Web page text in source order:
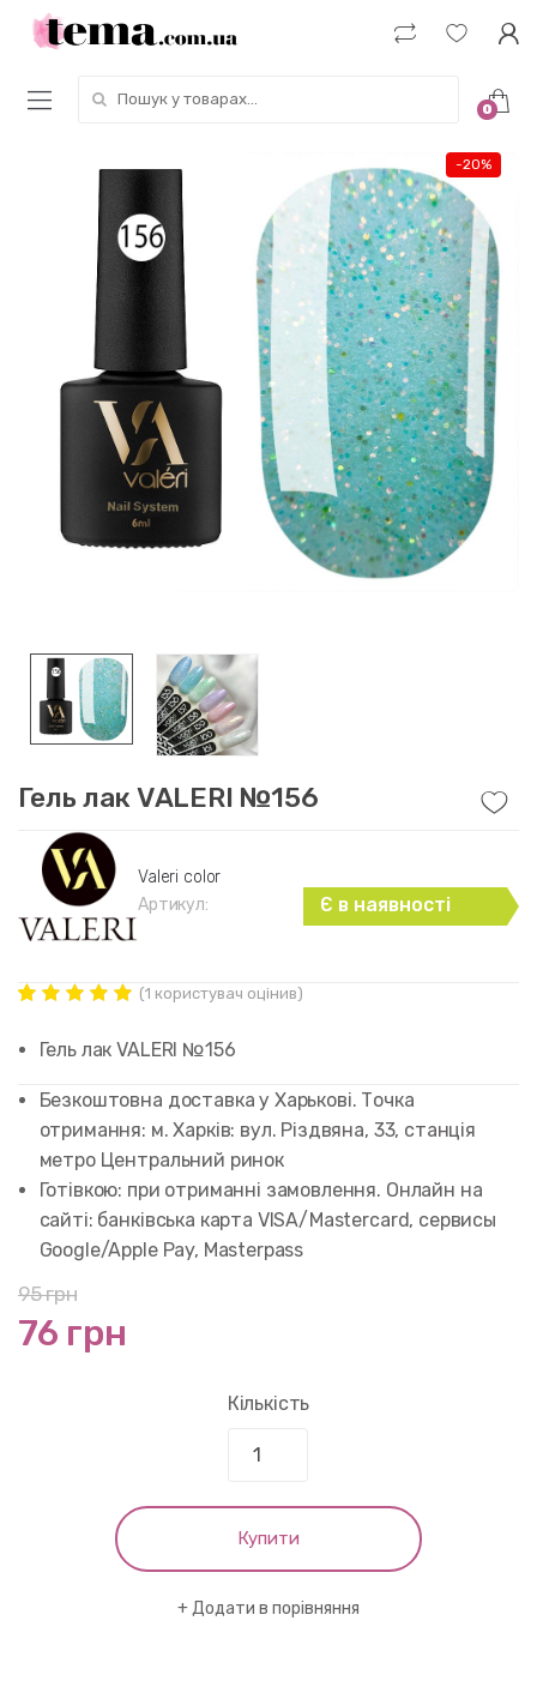
0
-20%
Гель лак VALERI №156
Valeri color
Артикул:
Є в наявності
5.00
out of
5 based on
rating
(1 користувач оцінив)
Гель лак VALERI №156
Безкоштовна доставка у Харькові. Точка
отримання: м. Харків: вул. Різдвяна, 33, станція
метро Центральний ринок
Готівкою: при отриманні замовлення. Онлайн на
сайті: банківська карта VISA/Mastercard, сервисы
Google/Apple Pay, Masterpass
95грн
76 грн
Кількість
Купити
Додати в порівняння